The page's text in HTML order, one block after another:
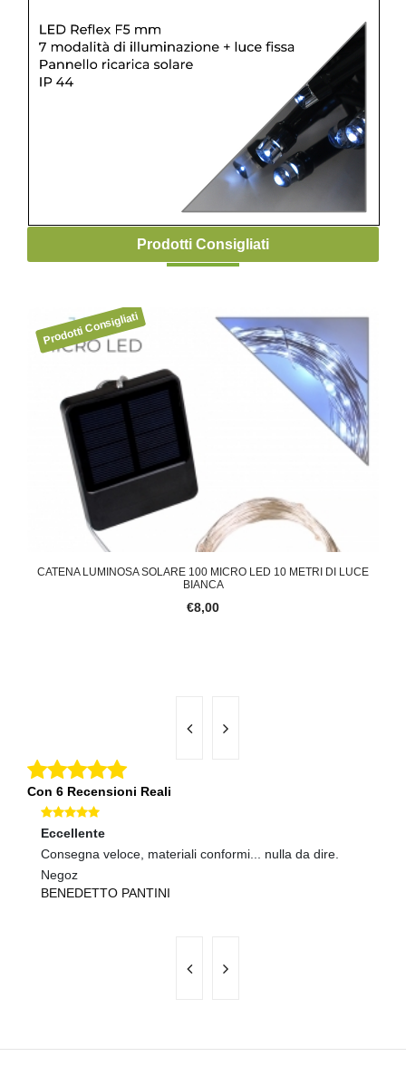
Prodotti Consigliati
CATENA LUMINOSA SOLARE 100 MICRO LED 10 METRI DI LUCE
BIANCA
€8,00
Con 6 Recensioni Reali
Eccellente
Consegna veloce, materiali conformi... nulla da dire.
Negoz
BENEDETTO PANTINI